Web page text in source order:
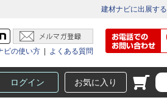
建材ナビに出展する
ビの使い方 よくある質問
ログイン お気に入り